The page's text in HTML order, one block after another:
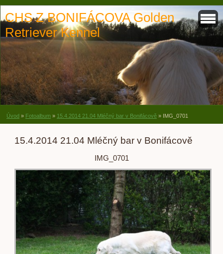
CHS Z BONIFÁCOVA Golden
Retriever Kennel
Úvod » Fotoalbum » 15.4.2014 21.04 Mléčný bar v Bonifácově » IMG_0701
15.4.2014 21.04 Mléčný bar v Bonifácově
IMG_0701